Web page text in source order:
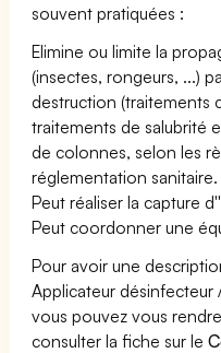
souvent pratiquées :
Elimine ou limite la
(insectes, rongeurs, ...)
destruction (traitements
traitements de salubrité
de colonnes, selon les
réglementation sanitaire.
Peut réaliser la capture
Peut coordonner une
Pour avoir une
Applicateur
vous pouvez vous
consulter la fiche sur le